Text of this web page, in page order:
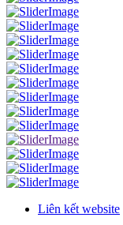
Liên kết website